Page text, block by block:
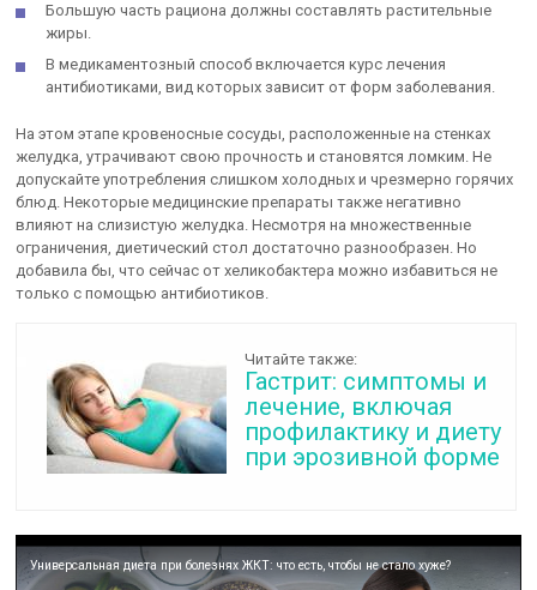
Большую часть рациона должны составлять растительные
жиры.
В медикаментозный способ включается курс лечения
антибиотиками, вид которых зависит от форм заболевания.
На этом этапе кровеносные сосуды, расположенные на стенках
желудка, утрачивают свою прочность и становятся ломким. Не
допускайте употребления слишком холодных и чрезмерно горячих
блюд. Некоторые медицинские препараты также негативно
влияют на слизистую желудка. Несмотря на множественные
ограничения, диетический стол достаточно разнообразен. Но
добавила бы, что сейчас от хеликобактера можно избавиться не
только с помощью антибиотиков.
Читайте также:
Гастрит: симптомы и
лечение, включая
профилактику и диету
при эрозивной форме
Универсальная диета при болезнях ЖКТ: что есть, чтобы не стало хуже?